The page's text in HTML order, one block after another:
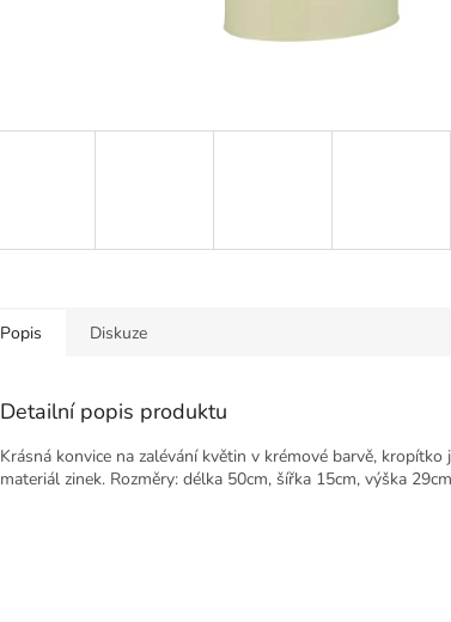
Popis Diskuze
Detailní popis produktu
Krásná konvice na zalévání květin v krémové barvě,
materiál zinek. Rozměry: délka 50cm, šířka 15cm, výška 29cm